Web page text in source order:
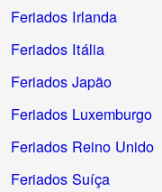
Feriados Irlanda
Feriados Itália
Feriados Japão
Feriados Luxemburgo
Feriados Reino Unido
Feriados Suíça